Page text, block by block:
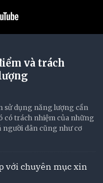
và trách
sử dụng năng lượng cần
có trách nhiệm của những
người dân cũng như cơ
với chuyên mục xin